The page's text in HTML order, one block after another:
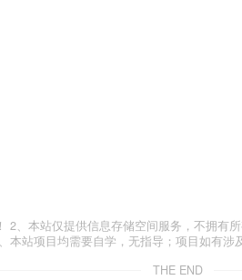
2、本站仅提供信息存储空间服务，不拥有
站项目均需要自学，无指导；项目如有涉
THE END